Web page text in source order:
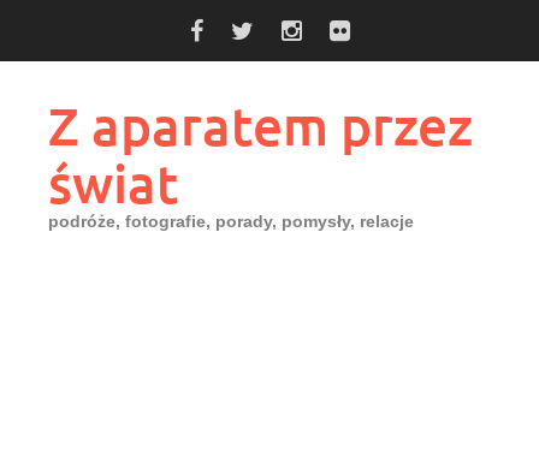
Z aparatem przez
świat
podróże, fotografie, porady, pomysły, relacje